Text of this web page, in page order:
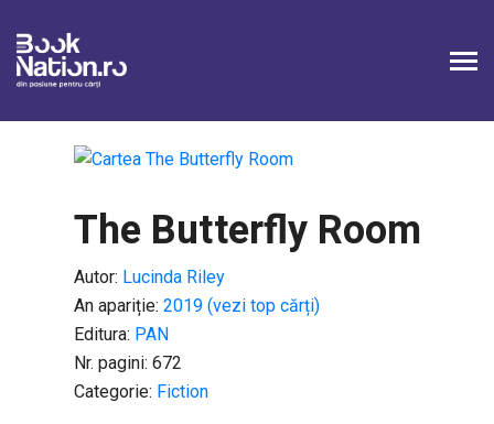
The Butterfly Room
Autor: Lucinda Riley
An apariție: 2019 (vezi top cărți)
Editura: PAN
Nr. pagini: 672
Categorie: Fiction